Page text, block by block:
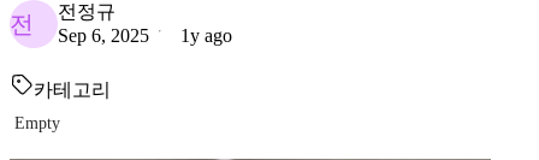
전
전정규
Sep 6, 2025
1y ago
카테고리
Empty